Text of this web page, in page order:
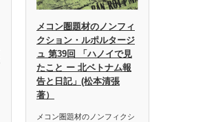
メコン圏題材のノンフィ
クション・ルポルタージ
ュ 第39回 「ハノイで見
たこと ー 北ベトナム報
告と日記」(松本清張
著）
メコン圏題材のノンフィクシ